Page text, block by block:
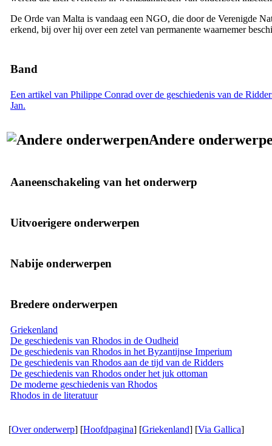
De Orde van Malta is vandaag een NGO, die door de Verenigde
erkend, bij over hij over een zetel van permanente waarnemer
Band
Een artikel van Philippe Conrad over de geschiedenis van de
Jan.
Andere
Aaneenschakeling van het onderwerp
Uitvoerigere onderwerpen
Nabije onderwerpen
Bredere onderwerpen
Griekenland
De geschiedenis van Rhodos in de Oudheid
De geschiedenis van Rhodos in het Byzantijnse Imperium
De geschiedenis van Rhodos aan de tijd van de Ridders
De geschiedenis van Rhodos onder het juk ottoman
De moderne geschiedenis van Rhodos
Rhodos in de literatuur
[Over onderwerp] [Hoofdpagina] [Griekenland] [Via Gallica]